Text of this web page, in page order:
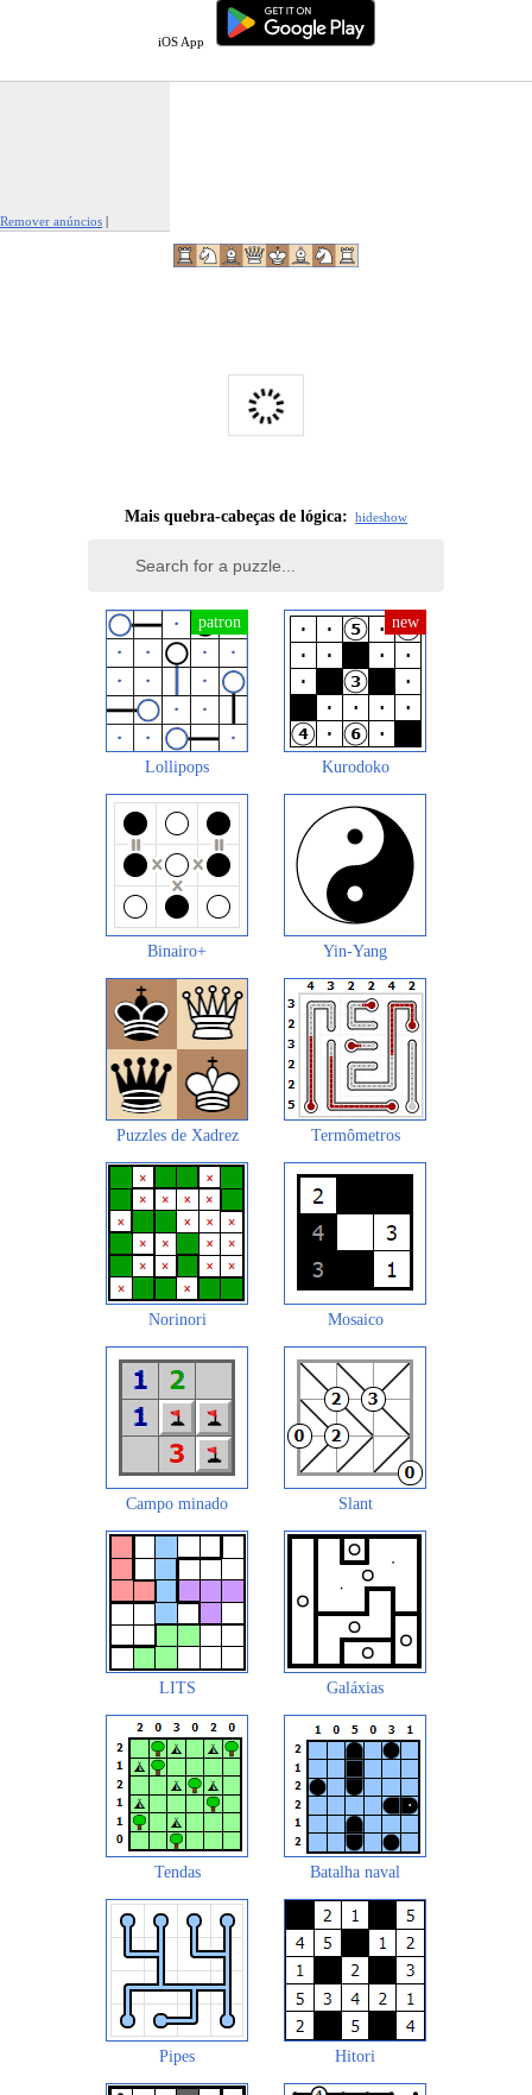
iOS App
Remover anúncios |
Mais quebra-cabeças de lógica: hideshow
Lollipops Kurodoko
Binairo+ Yin-Yang
Puzzles de Xadrez Termômetros
Norinori Mosaico
Campo minado Slant
LITS Galáxias
Tendas Batalha naval
Pipes Hitori